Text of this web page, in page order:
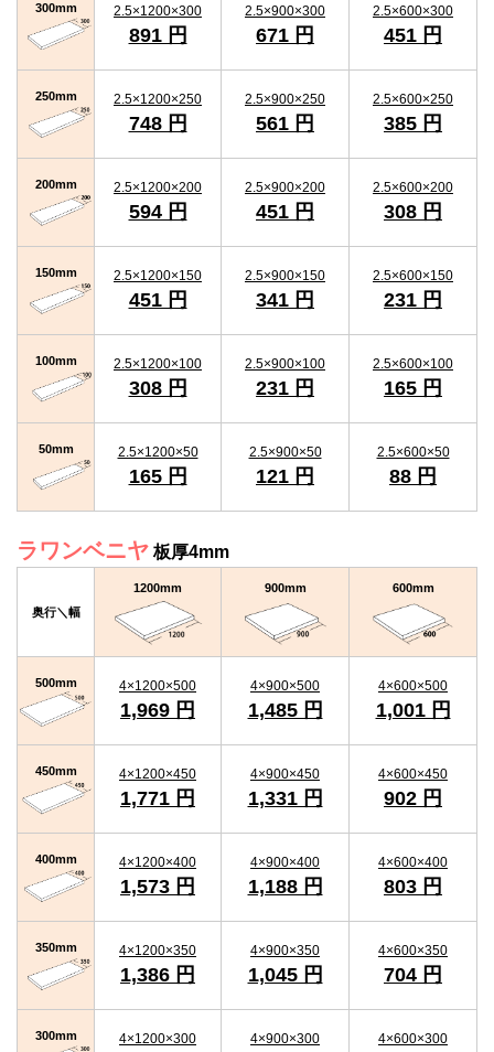
300mm 2.5×1200×300
891 円
2.5×900×300
671 円
2.5×600×300
451 円
250mm 2.5×1200×250
748 円
2.5×900×250
561 円
2.5×600×250
385 円
200mm 2.5×1200×200
594 円
2.5×900×200
451 円
2.5×600×200
308 円
150mm 2.5×1200×150
451 円
2.5×900×150
341 円
2.5×600×150
231 円
100mm 2.5×1200×100
308 円
2.5×900×100
231 円
2.5×600×100
165 円
50mm 2.5×1200×50
165 円
2.5×900×50
121 円
2.5×600×50
88 円
ラワンベニヤ 板厚4mm
奥行＼幅
1200mm 900mm 600mm
500mm 4×1200×500
1,969 円
4×900×500
1,485 円
4×600×500
1,001 円
450mm 4×1200×450
1,771 円
4×900×450
1,331 円
4×600×450
902 円
400mm 4×1200×400
1,573 円
4×900×400
1,188 円
4×600×400
803 円
350mm 4×1200×350
1,386 円
4×900×350
1,045 円
4×600×350
704 円
300mm 4×1200×300 4×900×300 4×600×300